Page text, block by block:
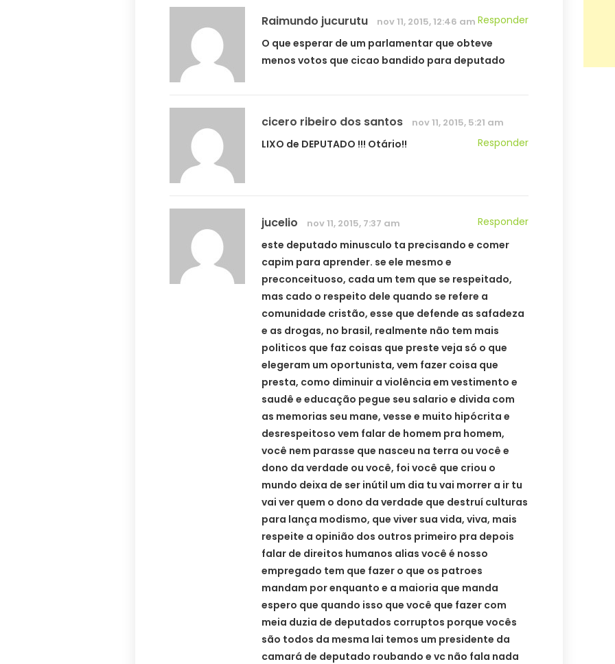
Raimundo jucurutu nov 11, 2015, 12:46 am Responder
O que esperar de um parlamentar que obteve
menos votos que cicao bandido para deputado
cicero ribeiro dos santos nov 11, 2015, 5:21 am
Responder
LIXO de DEPUTADO !!! Otário!!
jucelio nov 11, 2015, 7:37 am
Responder
este deputado minusculo ta precisando e comer
capim para aprender. se ele mesmo e
preconceituoso, cada um tem que se respeitado,
mas cado o respeito dele quando se refere a
comunidade cristão, esse que defende as safadeza
e as drogas, no brasil, realmente não tem mais
politicos que faz coisas que preste veja só o que
elegeram um oportunista, vem fazer coisa que
presta, como diminuir a violência em vestimento e
saudê e educação pegue seu salario e divida com
as memorias seu mane, vesse e muito hipócrita e
desrespeitoso vem falar de homem pra homem,
você nem parasse que nasceu na terra ou você e
dono da verdade ou você, foi você que criou o
mundo deixa de ser inútil um dia tu vai morrer a ir tu
vai ver quem o dono da verdade que destruí culturas
para lança modismo, que viver sua vida, viva, mais
respeite a opinião dos outros primeiro pra depois
falar de direitos humanos alias você é nosso
empregado tem que fazer o que os patroes
mandam por enquanto e a maioria que manda
espero que quando isso que você que fazer com
meia duzia de deputados corruptos porque vocês
são todos da mesma lai temos um presidente da
camará de deputado roubando e vc não fala nada